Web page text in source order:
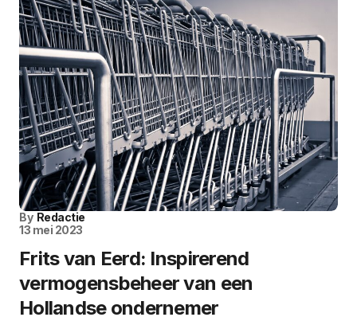
By Redactie
13 mei 2023
Frits van Eerd: Inspirerend
vermogensbeheer van een
Hollandse ondernemer